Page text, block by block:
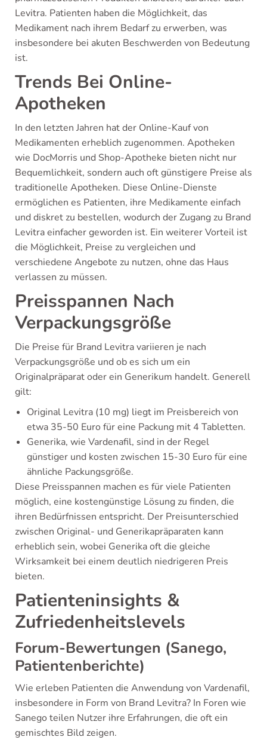
Levitra. Patienten haben die Möglichkeit, das
Medikament nach ihrem Bedarf zu erwerben, was
insbesondere bei akuten Beschwerden von Bedeutung
ist.
Trends Bei Online-
Apotheken
In den letzten Jahren hat der Online-Kauf von
Medikamenten erheblich zugenommen. Apotheken
wie DocMorris und Shop-Apotheke bieten nicht nur
Bequemlichkeit, sondern auch oft günstigere Preise als
traditionelle Apotheken. Diese Online-Dienste
ermöglichen es Patienten, ihre Medikamente einfach
und diskret zu bestellen, wodurch der Zugang zu Brand
Levitra einfacher geworden ist. Ein weiterer Vorteil ist
die Möglichkeit, Preise zu vergleichen und
verschiedene Angebote zu nutzen, ohne das Haus
verlassen zu müssen.
Preisspannen Nach
Verpackungsgröße
Die Preise für Brand Levitra variieren je nach
Verpackungsgröße und ob es sich um ein
Originalpräparat oder ein Generikum handelt. Generell
gilt:
Original Levitra (10 mg) liegt im Preisbereich von
etwa 35-50 Euro für eine Packung mit 4 Tabletten.
Generika, wie Vardenafil, sind in der Regel
günstiger und kosten zwischen 15-30 Euro für eine
ähnliche Packungsgröße.
Diese Preisspannen machen es für viele Patienten
möglich, eine kostengünstige Lösung zu finden, die
ihren Bedürfnissen entspricht. Der Preisunterschied
zwischen Original- und Generikapräparaten kann
erheblich sein, wobei Generika oft die gleiche
Wirksamkeit bei einem deutlich niedrigeren Preis
bieten.
Patienteninsights &
Zufriedenheitslevels
Forum-Bewertungen (Sanego,
Patientenberichte)
Wie erleben Patienten die Anwendung von Vardenafil,
insbesondere in Form von Brand Levitra? In Foren wie
Sanego teilen Nutzer ihre Erfahrungen, die oft ein
gemischtes Bild zeigen.